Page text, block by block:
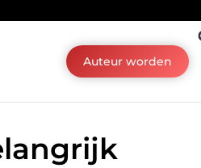
Auteur worden